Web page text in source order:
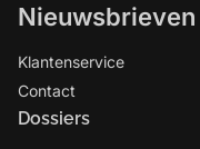
Nieuwsbrieven
Klantenservice
Contact
Dossiers